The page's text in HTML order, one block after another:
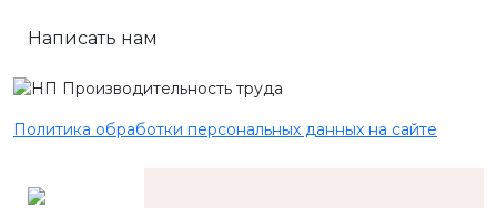
Написать нам
Политика обработки персональных данных на сайте